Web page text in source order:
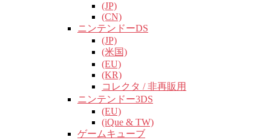
(JP)
(CN)
ニンテンドーDS
(JP)
(米国)
(EU)
(KR)
コレクタ / 非再販用
ニンテンドー3DS
(EU)
(iQue & TW)
ゲームキューブ